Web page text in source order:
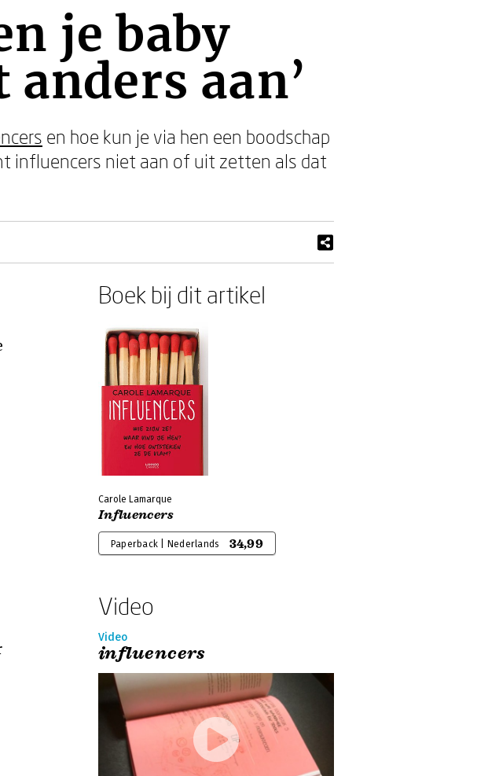
je baby
aan’
en hoe kun je via hen een boodschap
influencers niet aan of uit zetten als dat
Boek bij dit artikel
Carole Lamarque
Influencers
Paperback | Nederlands 34,99
Video
Video
influencers